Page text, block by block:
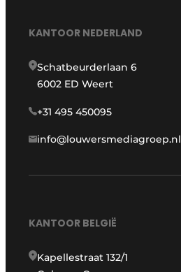
KANTOOR NEDERLAND
Schatbeurderlaan 6
6002 ED Weert
+31 495 450095
info@louwersmediagroep.nl
KANTOOR BELGIË
Kapellestraat 132/1